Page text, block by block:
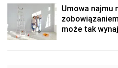
Umowa najmu
może tak